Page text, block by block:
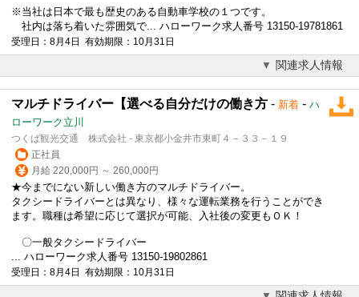
※当社は日本で最も歴史のある自動車学校の１つです。
社内は落ち着いた雰囲気で... ハローワーク求人番号 13150-19781861
受理日：8月4日 有効期限：10月31日
関連求人情報
マルチドライバー【選べる自分だけの働き方 - 新着 - ハ
ローワーク立川
つくば観光交通 株式会社 - 東京都小金井市東町４－３３－１９
正社員
月給 220,000円 ～ 260,000円
★今までにない新しい働き方のマルチドライバー。
タクシードライバーとは異なり、様々な運転業務を行うことができ
ます。職種は希望に応じて選択が可能、入社後の変更もＯＫ！
〇一般タクシードライバー
... ハローワーク求人番号 13150-19802861
受理日：8月4日 有効期限：10月31日